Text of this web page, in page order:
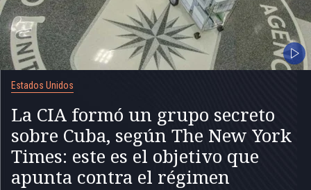
Estados Unidos
La CIA formó un grupo secreto
sobre Cuba, según The New York
Times: este es el objetivo que
apunta contra el régimen